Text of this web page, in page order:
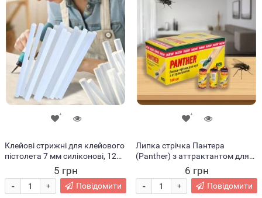
Клейові стрижні для клейового
пістолета 7 мм силіконові, 12
5 грн
+
- Повідомити
Липка стрічка Пантера
(Panther) з аттрактантом для
6 грн
+
- Повідомити